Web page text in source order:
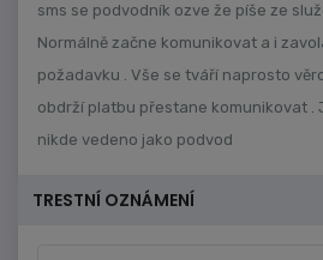
sms se podvodník ozve že píše ze
Normálně začne komunikovat a i
požadavku . Vše se tváří naprosto
obdrží platbu přestane komunikovat .
nikde vedeno jako podvod
TRESTNÍ OZNÁMENÍ